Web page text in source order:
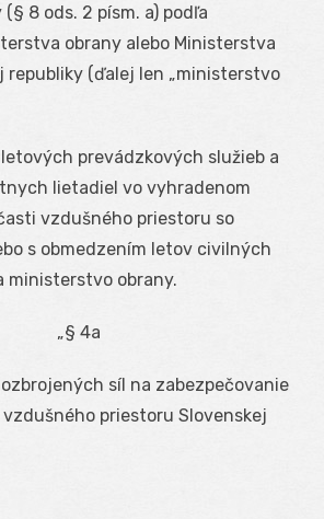
8 ods. 2 písm. a) podľa
obrany alebo Ministerstva
republiky (ďalej len „ministerstvo
prevádzkových služieb a
lietadiel vo vyhradenom
vzdušného priestoru so
s obmedzením letov civilných
ministerstvo obrany.
„§ 4a
síl na zabezpečovanie
priestoru Slovenskej